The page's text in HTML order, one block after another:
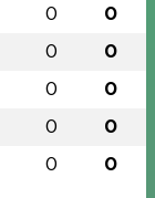
0 0
0 0
0 0
0 0
0 0